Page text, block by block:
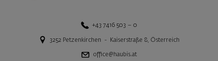
+43 7416 503 – 0
3252 Petzenkirchen - Kaiserstraße 8, Österreich
office@haubis.at